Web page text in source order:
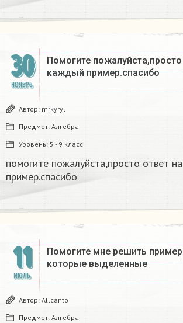
30
НОЯБРЬ
Помогите пожалуйста,просто
каждый пример.спасибо​
Автор: mrkyryl
Предмет: Алгебра
Уровень: 5 - 9 класс
помогите пожалуйста,просто ответ
пример.спасибо​
11
ИЮЛЬ
Помогите мне решить
которые выделенные
Автор: Allcanto
Предмет: Алгебра